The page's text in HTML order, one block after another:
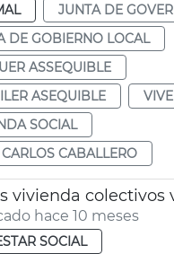
JUNTA DE
DE GOBIERNO LOCAL
ASSEQUIBLE
ASEQUIBLE
SOCIAL
CABALLERO
hace 10 meses
SOCIAL